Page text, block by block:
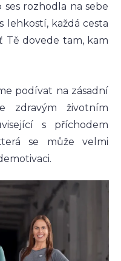
rozhodla na sebe
lehkostí, každá cesta
Tě dovede tam, kam
podívat na zásadní
zdravým životním
s příchodem
se může velmi